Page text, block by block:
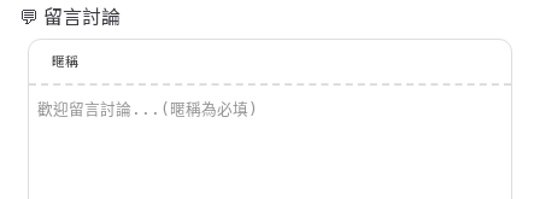
💬 留言討論
暱稱